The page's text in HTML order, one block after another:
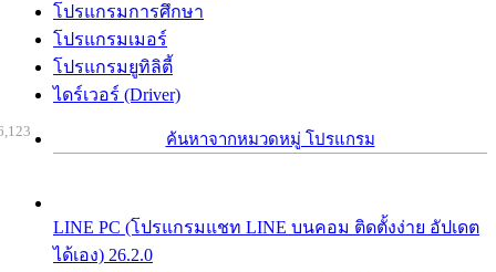
โปรแกรมการศึกษา
โปรแกรมเมอร์
โปรแกรมยูทิลิตี้
ไดร์เวอร์ (Driver)
ค้นหาจากหมวดหมู่ โปรแกรม
LINE PC (โปรแกรมแชท LINE บนคอม ติดตั้งง่าย อัปเดต
ได้เอง) 26.2.0